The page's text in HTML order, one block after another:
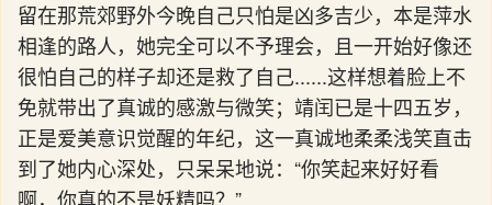
留在那荒郊野外今晚自己只怕是凶多吉少，本是萍水
相逢的路人，她完全可以不予理会，且一开始好像还
很怕自己的样子却还是救了自己......这样想着脸上不
免就带出了真诚的感激与微笑；靖闰已是十四五岁，
正是爱美意识觉醒的年纪，这一真诚地柔柔浅笑直击
到了她内心深处，只呆呆地说：“你笑起来好好看
啊，你真的不是妖精吗？”